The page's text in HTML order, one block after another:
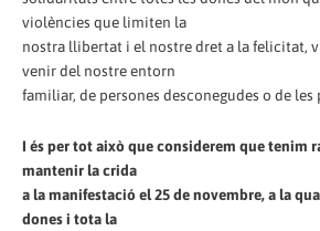
violències que limiten la
nostra llibertat i el nostre dret a la felicitat,
venir del nostre entorn
familiar, de persones desconegudes o de
I és per tot això que considerem que tenim
mantenir la crida
a la manifestació el 25 de novembre, a la
dones i tota la